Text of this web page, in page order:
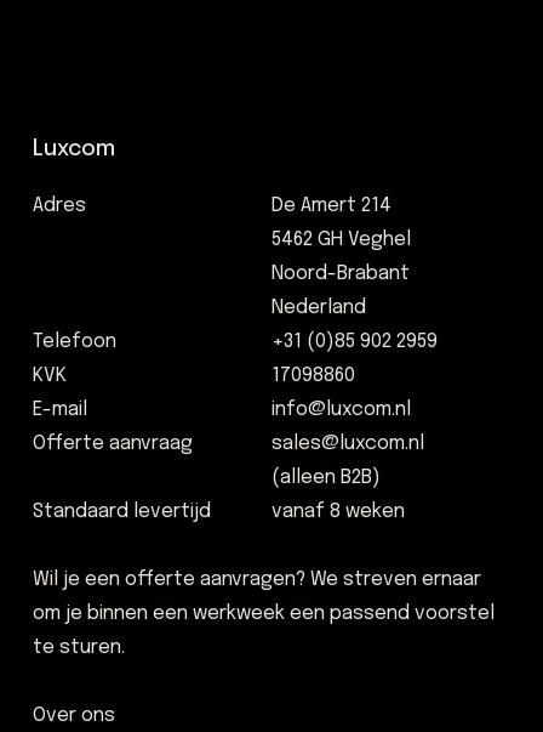
Luxcom
Adres
Telefoon
KVK
E-mail
Offerte aanvraag
Standaard levertijd
De Amert 214
5462 GH Veghel
Noord-Brabant
Nederland
+31 (0)85 902 2959
17098860
info@luxcom.nl
sales@luxcom.nl
(alleen B2B)
vanaf 8 weken
Wil je een offerte aanvragen? We streven ernaar
om je binnen een werkweek een passend voorstel
te sturen.
Over ons